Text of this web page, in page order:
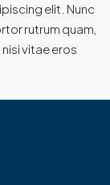
elit. Nunc
rutrum quam,
vitae eros